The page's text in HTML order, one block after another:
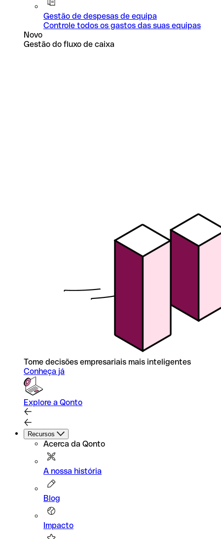
Gestão de despesas de equipa
Controle todos os gastos das suas equipas
Novo
Gestão do fluxo de caixa
Tome decisões empresariais mais inteligentes
Conheça já
Explore a Qonto
Recursos
Acerca da Qonto
A nossa história
Blog
Impacto